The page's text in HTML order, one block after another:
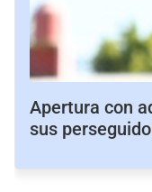
Apertura con
sus